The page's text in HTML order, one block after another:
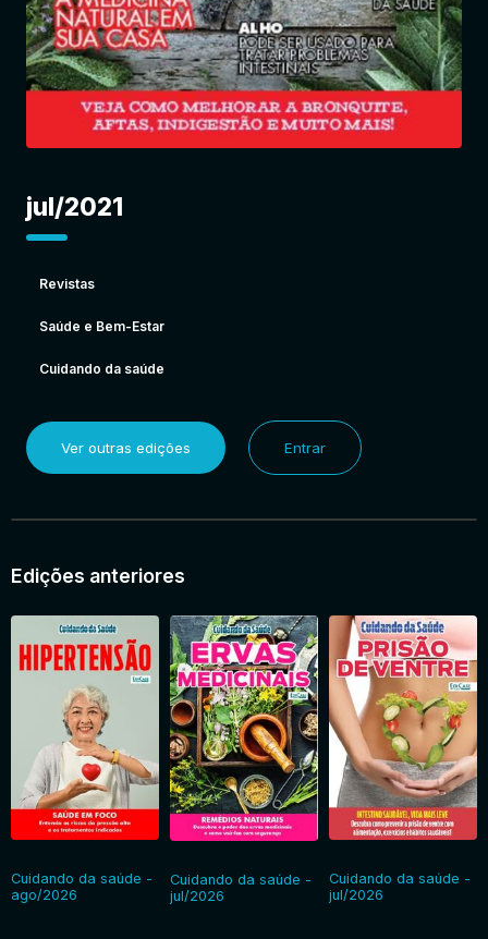
jul/2021
Revistas
Saúde e Bem-Estar
Cuidando da saúde
Ver outras edições Entrar
Edições anteriores
Cuidando da saúde -
ago/2026
Cuidando da saúde -
jul/2026
Cuidando da saúde -
jul/2026